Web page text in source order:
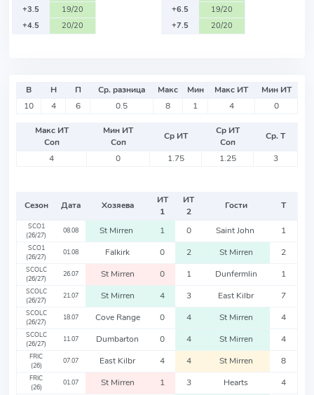
+3.5
19/20
+4.5
20/20
+6.5
19/20
+7.5
20/20
В Н П Ср. разница Макс Мин Макс ИТ
Мин ИТ
10
4 6 0.5 8 1 4 0
Макс ИТ
Соп
Мин ИТ
Соп
Ср ИТ
Ср ИТ
Соп
Ср. Т
4
0 1.75 1.25 3
Сезон Дата Хозяева
ИТ
1
ИТ
2
Гости Т
SCO1
(26/27)
08.08 St Mirren 1 0 Saint John 1
SCO1
(26/27)
01.08 Falkirk 0 2 St Mirren 2
SCOLC
(26/27)
26.07 St Mirren 0 1 Dunfermlin 1
SCOLC
(26/27)
21.07 St Mirren 4 3 East Kilbr 7
SCOLC
(26/27)
18.07 Cove Range 0 4 St Mirren 4
SCOLC
(26/27)
11.07 Dumbarton 0 4 St Mirren 4
FRIC
(26)
07.07 East Kilbr 4 4 St Mirren 8
FRIC
(26)
01.07 St Mirren 1 3 Hearts 4